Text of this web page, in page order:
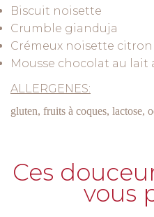
Biscuit noisette
Crumble gianduja
Crémeux noisette citron
Mousse chocolat au lait
ALLERGENES:
gluten, fruits à coques, lactose,
Ces
vous